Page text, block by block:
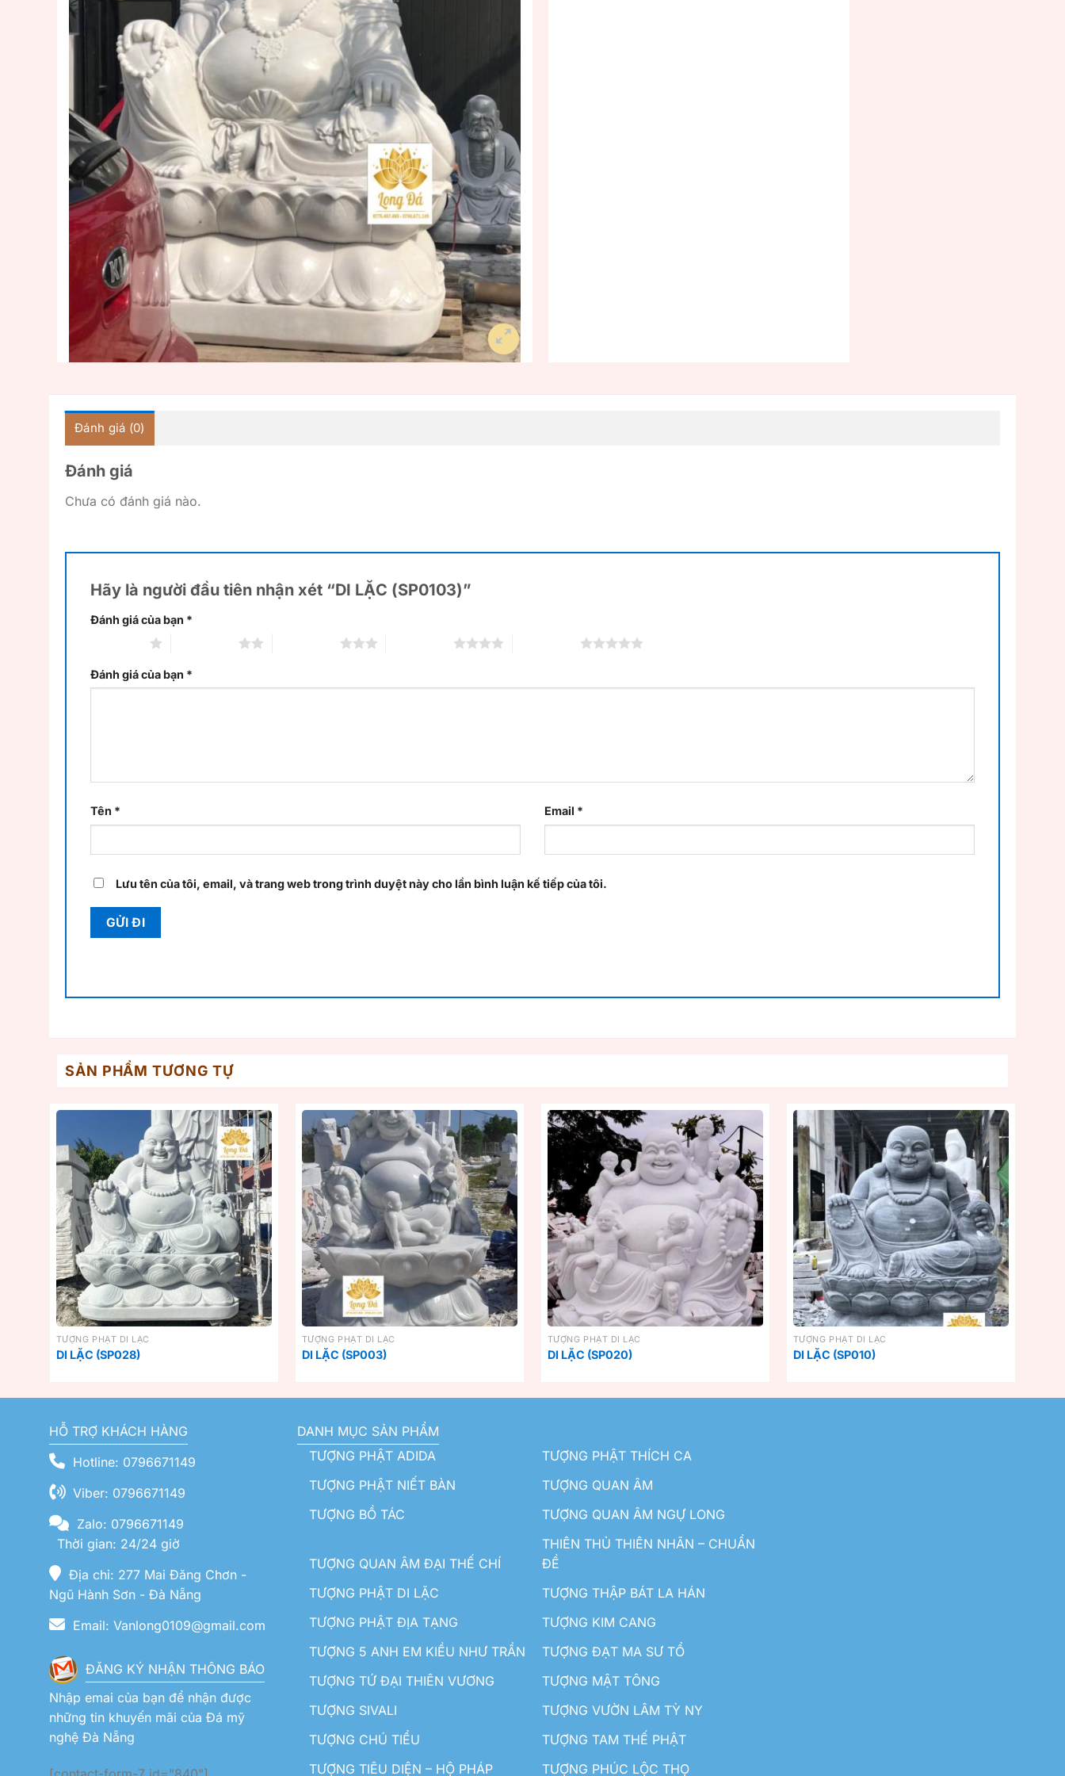
Đánh giá (0)
Đánh giá
Chưa có đánh giá nào.
Hãy là người đầu tiên nhận xét “DI LẶC (SP0103)”
Đánh giá của bạn *
Đánh giá của bạn *
Tên * Email *
Lưu tên của tôi, email, và trang web trong trình duyệt này cho lần bình luận kế tiếp của tôi.
SẢN PHẨM TƯƠNG TỰ
TƯỢNG PHẬT DI LẶC
DI LẶC (SP028)
TƯỢNG PHẬT DI LẶC
DI LẶC (SP003)
TƯỢNG PHẬT DI LẶC
DI LẶC (SP020)
TƯỢNG PHẬT DI LẶC
DI LẶC (SP010)
HỖ TRỢ KHÁCH HÀNG
Hotline: 0796671149
Viber: 0796671149
Zalo: 0796671149
Thời gian: 24/24 giờ
Địa chỉ: 277 Mai Đăng Chơn -
Ngũ Hành Sơn - Đà Nẵng
Email: Vanlong0109@gmail.com
ĐĂNG KÝ NHẬN THÔNG BÁO
Nhập emai của bạn để nhận được
những tin khuyến mãi của Đá mỹ
nghệ Đà Nẵng
DANH MỤC SẢN PHẨM
TƯỢNG PHẬT ADIDA
TƯỢNG PHẬT THÍCH CA
TƯỢNG PHẬT NIẾT BÀN
TƯỢNG QUAN ÂM
TƯỢNG BỒ TÁC
TƯỢNG QUAN ÂM NGỰ LONG
TƯỢNG QUAN ÂM ĐẠI THẾ CHÍ
THIÊN THỦ THIÊN NHÃN – CHUẨN
ĐỀ
TƯỢNG PHẬT DI LẶC
TƯỢNG THẬP BÁT LA HÁN
TƯỢNG PHẬT ĐỊA TẠNG
TƯỢNG KIM CANG
TƯỢNG 5 ANH EM KIỀU NHƯ TRẦN
TƯỢNG ĐẠT MA SƯ TỔ
TƯỢNG TỨ ĐẠI THIÊN VƯƠNG
TƯỢNG MẬT TÔNG
TƯỢNG SIVALI
TƯỢNG VƯỜN LÂM TỲ NY
TƯỢNG CHÚ TIỂU
TƯỢNG TAM THẾ PHẬT
TƯỢNG TIÊU DIỆN – HỘ PHÁP
TƯỢNG PHÚC LỘC THỌ